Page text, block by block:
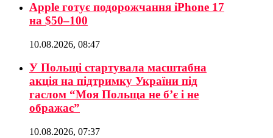
Apple готує подорожчання iPhone 17
на $50–100
10.08.2026, 08:47
У Польщі стартувала масштабна
акція на підтримку України під
гаслом “Моя Польща не б’є і не
ображає”
10.08.2026, 07:37